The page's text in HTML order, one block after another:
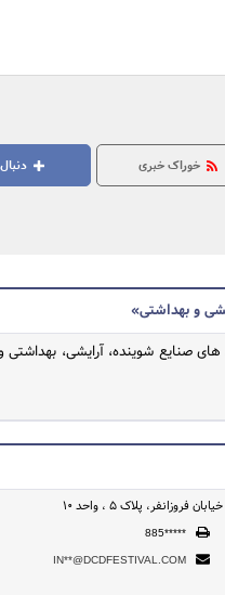
خوراک خبری
و بهداشتی»
های صنایع شوینده، آرایشی،
پلاک 5 ، واحد 10
885*****
IN**@DCDFESTIVAL.COM